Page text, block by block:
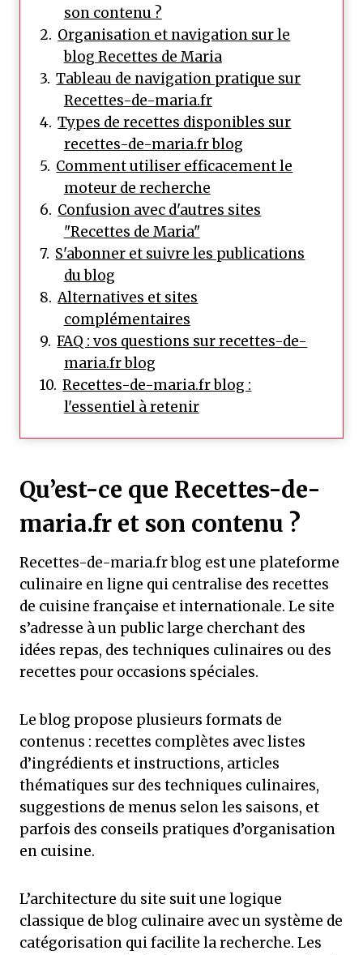
son contenu ?
Organisation et navigation sur le
blog Recettes de Maria
Tableau de navigation pratique sur
Recettes-de-maria.fr
Types de recettes disponibles sur
recettes-de-maria.fr blog
Comment utiliser efficacement le
moteur de recherche
Confusion avec d'autres sites
"Recettes de Maria"
S'abonner et suivre les publications
du blog
Alternatives et sites
complémentaires
FAQ : vos questions sur recettes-de-
maria.fr blog
Recettes-de-maria.fr blog :
l'essentiel à retenir
Qu’est-ce que Recettes-de-
maria.fr et son contenu ?
Recettes-de-maria.fr blog est une plateforme
culinaire en ligne qui centralise des recettes
de cuisine française et internationale. Le site
s’adresse à un public large cherchant des
idées repas, des techniques culinaires ou des
recettes pour occasions spéciales.
Le blog propose plusieurs formats de
contenus : recettes complètes avec listes
d’ingrédients et instructions, articles
thématiques sur des techniques culinaires,
suggestions de menus selon les saisons, et
parfois des conseils pratiques d’organisation
en cuisine.
L’architecture du site suit une logique
classique de blog culinaire avec un système de
catégorisation qui facilite la recherche. Les